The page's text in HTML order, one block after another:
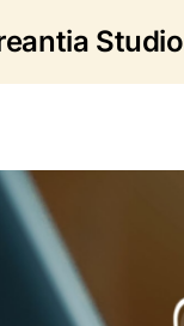
Studio